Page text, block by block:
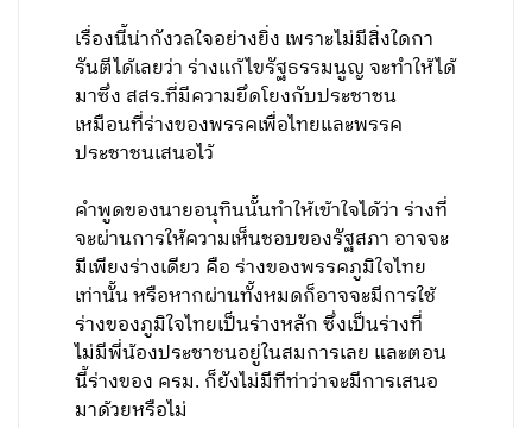
เรื่องนี้น่ากังวลใจอย่างยิ่ง เพราะไม่มีสิ่งใดกา
รันตีได้เลยว่า ร่างแก้ไขรัฐธรรมนูญ จะทำให้ได้
มาซึ่ง สสร.ที่มีความยึดโยงกับประชาชน
เหมือนที่ร่างของพรรคเพื่อไทยและพรรค
ประชาชนเสนอไว้
คำพูดของนายอนุทินนั้นทำให้เข้าใจได้ว่า ร่างที่
จะผ่านการให้ความเห็นชอบของรัฐสภา อาจจะ
มีเพียงร่างเดียว คือ ร่างของพรรคภูมิใจไทย
เท่านั้น หรือหากผ่านทั้งหมดก็อาจจะมีการใช้
ร่างของภูมิใจไทยเป็นร่างหลัก ซึ่งเป็นร่างที่
ไม่มีพี่น้องประชาชนอยู่ในสมการเลย และตอน
นี้ร่างของ ครม. ก็ยังไม่มีทีท่าว่าจะมีการเสนอ
มาด้วยหรือไม่